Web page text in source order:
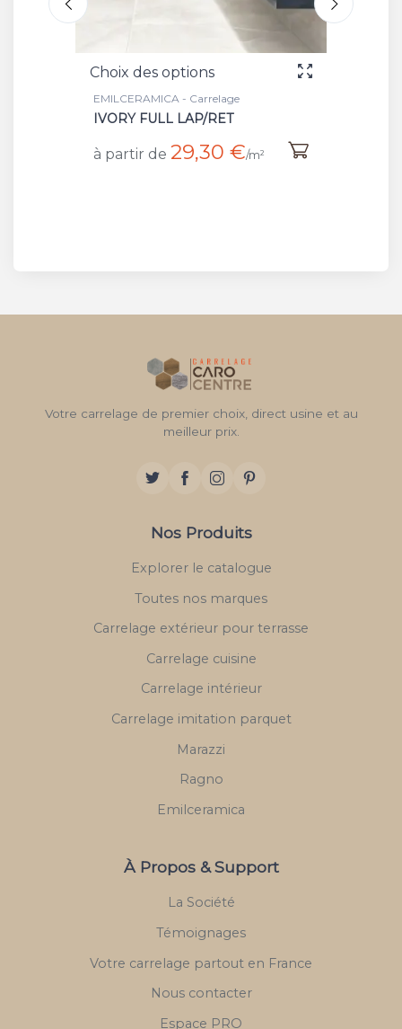
Choix des options
EMILCERAMICA - Carrelage
IVORY SILKTECH/RET
à partir de 20,90 €
Votre carrelage de premier choix, direct usine et au
meilleur prix.
Nos Produits
Explorer le catalogue
Toutes nos marques
Carrelage extérieur pour terrasse
Carrelage cuisine
Carrelage intérieur
Carrelage imitation parquet
Marazzi
Ragno
Emilceramica
À Propos & Support
La Société
Témoignages
Votre carrelage partout en France
Nous contacter
Espace PRO